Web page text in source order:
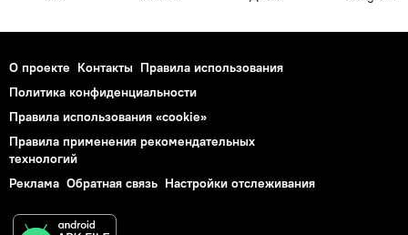
О проекте Контакты Правила использования
Политика конфиденциальности
Правила использования «cookie»
Правила применения рекомендательных
технологий
Реклама Обратная связь Настройки отслеживания